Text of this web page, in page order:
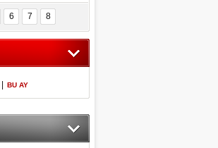
milletvekilinin
listesi
6 7 8
BU AY